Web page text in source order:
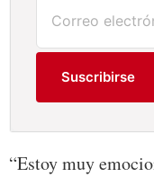
Suscribirse
“Estoy muy